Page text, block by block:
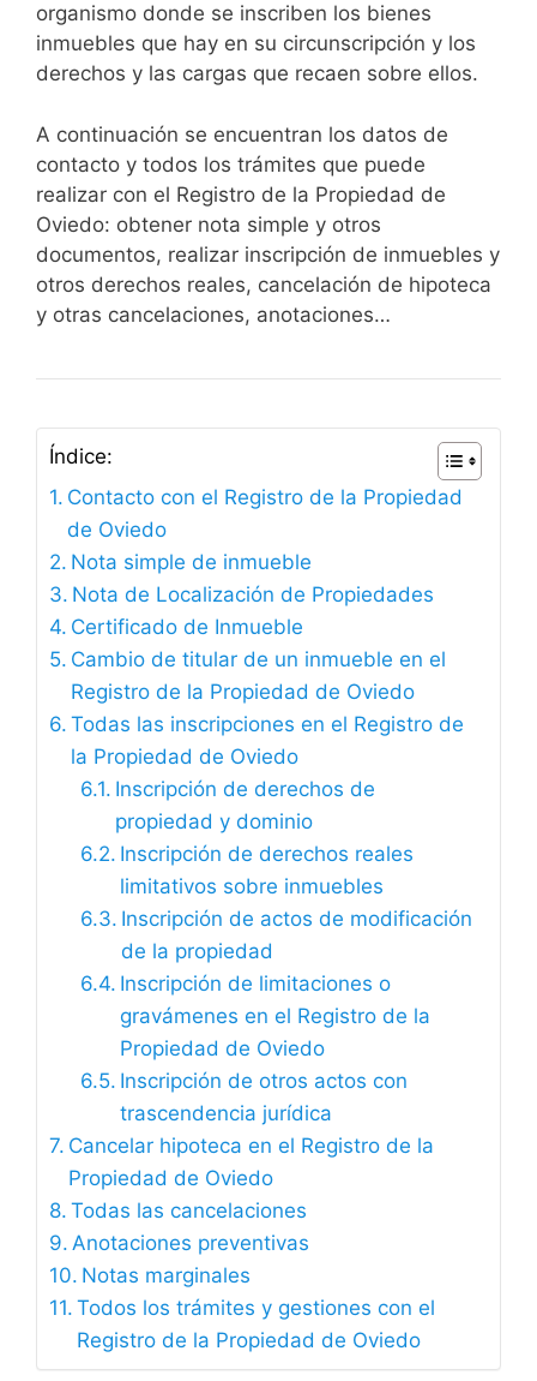
organismo donde se inscriben los bienes
inmuebles que hay en su circunscripción y los
derechos y las cargas que recaen sobre ellos.
A continuación se encuentran los datos de
contacto y todos los trámites que puede
realizar con el Registro de la Propiedad de
Oviedo: obtener nota simple y otros
documentos, realizar inscripción de inmuebles y
otros derechos reales, cancelación de hipoteca
y otras cancelaciones, anotaciones…
Índice:
Contacto con el Registro de la Propiedad
de Oviedo
Nota simple de inmueble
Nota de Localización de Propiedades
Certificado de Inmueble
Cambio de titular de un inmueble en el
Registro de la Propiedad de Oviedo
Todas las inscripciones en el Registro de
la Propiedad de Oviedo
Inscripción de derechos de
propiedad y dominio
Inscripción de derechos reales
limitativos sobre inmuebles
Inscripción de actos de modificación
de la propiedad
Inscripción de limitaciones o
gravámenes en el Registro de la
Propiedad de Oviedo
Inscripción de otros actos con
trascendencia jurídica
Cancelar hipoteca en el Registro de la
Propiedad de Oviedo
Todas las cancelaciones
Anotaciones preventivas
Notas marginales
Todos los trámites y gestiones con el
Registro de la Propiedad de Oviedo